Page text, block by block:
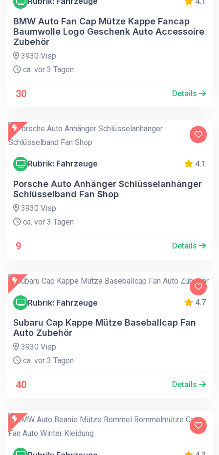
BMW Auto Fan Cap Mütze Kappe Fancap
Baumwolle Logo Geschenk Auto Accessoire
Zubehör
3930 Visp
ca. vor 3 Tagen
30 Details
Rubrik: Fahrzeuge 4.1
Porsche Auto Anhänger Schlüsselanhänger
Schlüsselband Fan Shop
3930 Visp
ca. vor 3 Tagen
9 Details
Rubrik: Fahrzeuge 4.7
Subaru Cap Kappe Mütze Baseballcap Fan
Auto Zubehör
3930 Visp
ca. vor 3 Tagen
40 Details